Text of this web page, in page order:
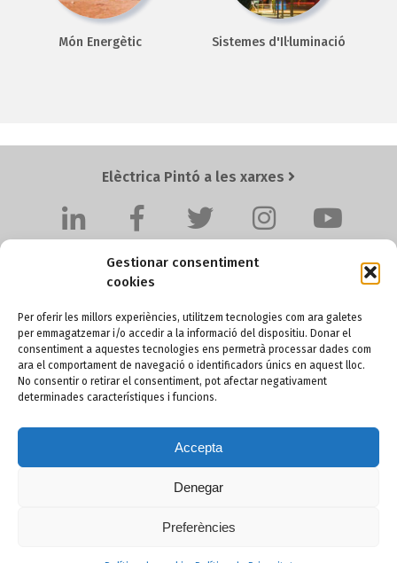
Gestionar consentiment
cookies
Per oferir les millors experiències, utilitzem tecnologies com ara galetes
per emmagatzemar i/o accedir a la informació del dispositiu. Donar el
consentiment a aquestes tecnologies ens permetrà processar dades com
ara el comportament de navegació o identificadors únics en aquest lloc.
No consentir o retirar el consentiment, pot afectar negativament
determinades característiques i funcions.
Accepta
Denegar
Preferències
Món Energètic Sistemes d'Il·luminació
Elèctrica Pintó a les xarxes
Elèctrica Pintó SL
Pol. Ind. Santa Anna I, Ctra. BV-4511 Km. 4,2
08251 SANTPEDOR (Barcelona) - SPAIN
© Elèctrica Pintó SL. Tots els drets reservats.